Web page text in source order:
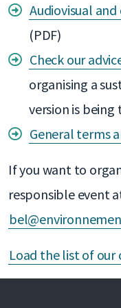
dans
Audiovisual
(PDF)
Check our
organising a
version is
General terms
If you want to
responsible event
Load the list of our